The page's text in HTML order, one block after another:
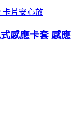
卡片安心放
感應卡套 感應